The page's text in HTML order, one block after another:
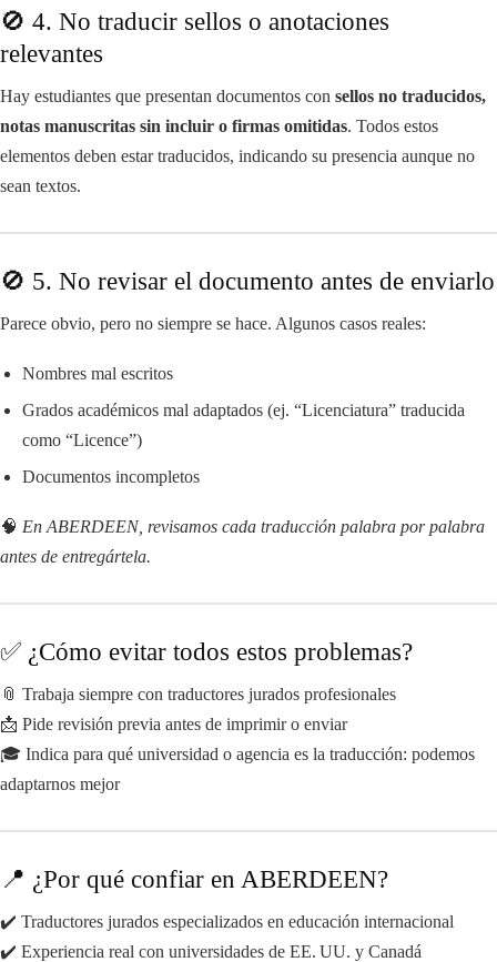
🚫 4. No traducir sellos o anotaciones
relevantes
Hay estudiantes que presentan documentos con sellos no traducidos,
notas manuscritas sin incluir o firmas omitidas. Todos estos
elementos deben estar traducidos, indicando su presencia aunque no
sean textos.
🚫 5. No revisar el documento antes de enviarlo
Parece obvio, pero no siempre se hace. Algunos casos reales:
Nombres mal escritos
Grados académicos mal adaptados (ej. “Licenciatura” traducida
como “Licence”)
Documentos incompletos
🧠 En ABERDEEN, revisamos cada traducción palabra por palabra
antes de entregártela.
✅ ¿Cómo evitar todos estos problemas?
📎 Trabaja siempre con traductores jurados profesionales
📩 Pide revisión previa antes de imprimir o enviar
🎓 Indica para qué universidad o agencia es la traducción: podemos
adaptarnos mejor
📍 ¿Por qué confiar en ABERDEEN?
✔️ Traductores jurados especializados en educación internacional
✔️ Experiencia real con universidades de EE. UU. y Canadá